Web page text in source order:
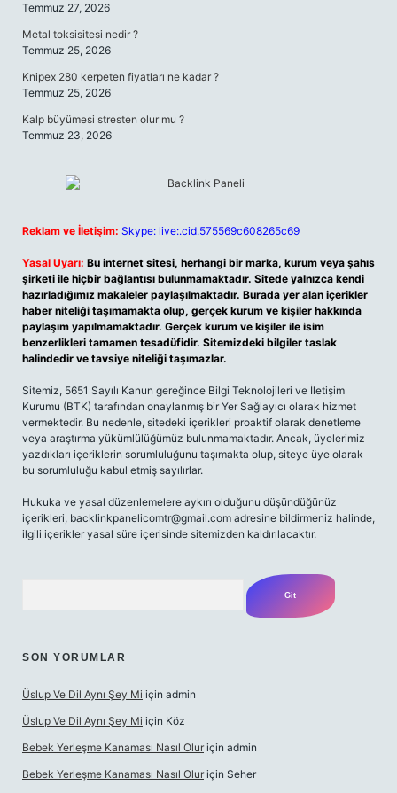
Temmuz 27, 2026
Metal toksisitesi nedir ?
Temmuz 25, 2026
Knipex 280 kerpeten fiyatları ne kadar ?
Temmuz 25, 2026
Kalp büyümesi stresten olur mu ?
Temmuz 23, 2026
Reklam ve İletişim: Skype: live:.cid.575569c608265c69
Yasal Uyarı: Bu internet sitesi, herhangi bir marka, kurum veya şahıs
şirketi ile hiçbir bağlantısı bulunmamaktadır. Sitede yalnızca kendi
hazırladığımız makaleler paylaşılmaktadır. Burada yer alan içerikler
haber niteliği taşımamakta olup, gerçek kurum ve kişiler hakkında
paylaşım yapılmamaktadır. Gerçek kurum ve kişiler ile isim
benzerlikleri tamamen tesadüfidir. Sitemizdeki bilgiler taslak
halindedir ve tavsiye niteliği taşımazlar.
Sitemiz, 5651 Sayılı Kanun gereğince Bilgi Teknolojileri ve İletişim
Kurumu (BTK) tarafından onaylanmış bir Yer Sağlayıcı olarak hizmet
vermektedir. Bu nedenle, sitedeki içerikleri proaktif olarak denetleme
veya araştırma yükümlülüğümüz bulunmamaktadır. Ancak, üyelerimiz
yazdıkları içeriklerin sorumluluğunu taşımakta olup, siteye üye olarak
bu sorumluluğu kabul etmiş sayılırlar.
Hukuka ve yasal düzenlemelere aykırı olduğunu düşündüğünüz
içerikleri, backlinkpanelicomtr@gmail.com adresine bildirmeniz halinde,
ilgili içerikler yasal süre içerisinde sitemizden kaldırılacaktır.
SON YORUMLAR
Üslup Ve Dil Aynı Şey Mi için admin
Üslup Ve Dil Aynı Şey Mi için Köz
Bebek Yerleşme Kanaması Nasıl Olur için admin
Bebek Yerleşme Kanaması Nasıl Olur için Seher